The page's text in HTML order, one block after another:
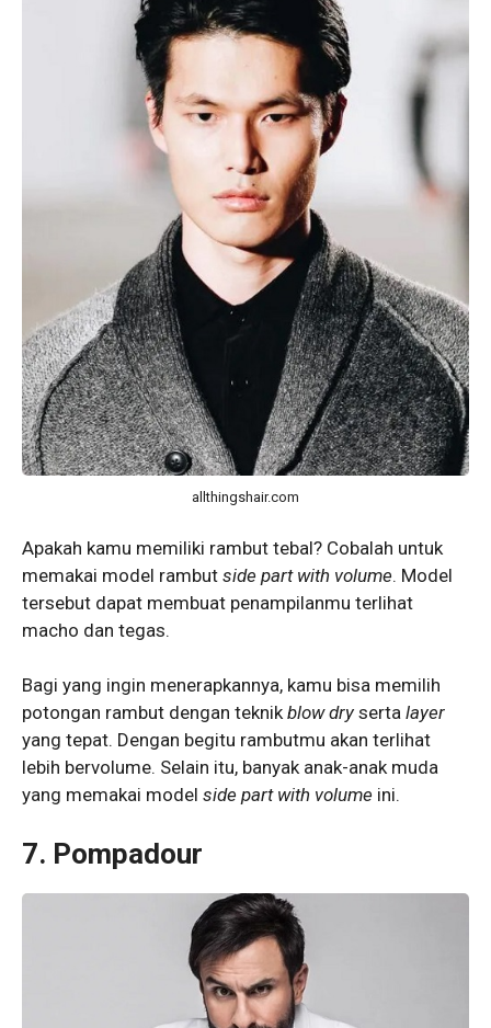
allthingshair.com
Apakah kamu memiliki rambut tebal? Cobalah untuk
memakai model rambut side part with volume. Model
tersebut dapat membuat penampilanmu terlihat
macho dan tegas.
Bagi yang ingin menerapkannya, kamu bisa memilih
potongan rambut dengan teknikblow dry serta layer
yang tepat. Dengan begitu rambutmu akan terlihat
lebih bervolume. Selain itu, banyak anak-anak muda
yang memakai model side part with volume ini.
7. Pompadour